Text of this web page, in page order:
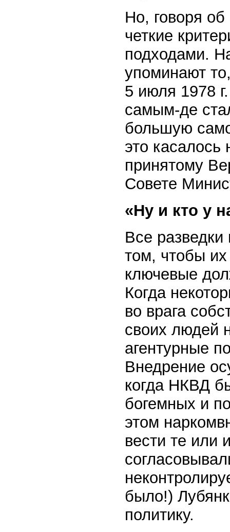
Но, говоря
четкие
подходами.
упоминают
5 июля 1978
самым-де
большую
это касалось
принятому
Совете
«Ну и кто у
Все разведки
том, чтобы
ключевые
Когда
во врага
своих людей
агентурные
Внедрение
когда НКВД
богемных и
этом
вести те или
было!)
политику.